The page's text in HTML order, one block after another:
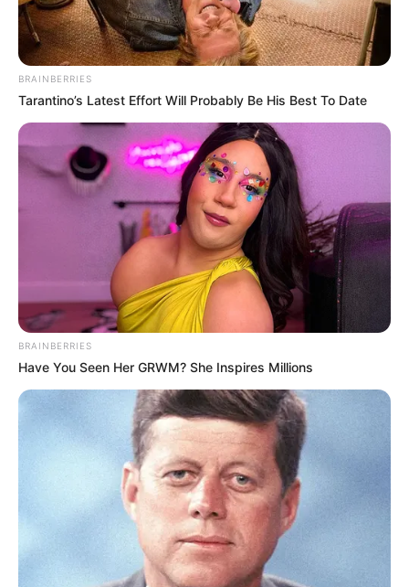
(foto: imdb)
Lukisan itu adalah ambisi Cassidy bahwa di dalamnya lukisan
karya Debney itu mengandung teka-teki tak terjawab dari
pelukisnya sendiri. Cassidy akan mengupah berapapun yang
James sendiri mempunyai ambisi besar. Ia tak segan melakukan
apa saja untuk ambisinya itu. Ia melakukan pembakaran,
pencurian. Bahkan pembunuhan ia tak segan untuk melakukannya
demi karirnya.
Baca juga:
Sinopsis The Nightmare, Kegilaan Seorang Ayah
Atas Kehilangan Anaknya
Selain tokoh utama yang diperankan oleh Claes Bang, ada Mick
Jagger yang berperan sebagai Cassidy. Adapula Donald
Sutherland yang memerankan Debney dan Rosalind Halstead
sebagai Evelina Macri.
BRAINBERRIES
Tarantino’s Latest Effort Will Probably Be His Best To Date
BRAINBERRIES
Have You Seen Her GRWM? She Inspires Millions